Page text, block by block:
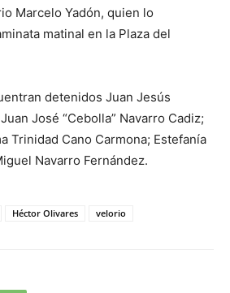
Marcelo Yadón, quien lo
matinal en la Plaza del
detenidos Juan Jesús
José “Cebolla” Navarro Cadiz;
Trinidad Cano Carmona; Estefanía
Navarro Fernández.
Héctor Olivares velorio